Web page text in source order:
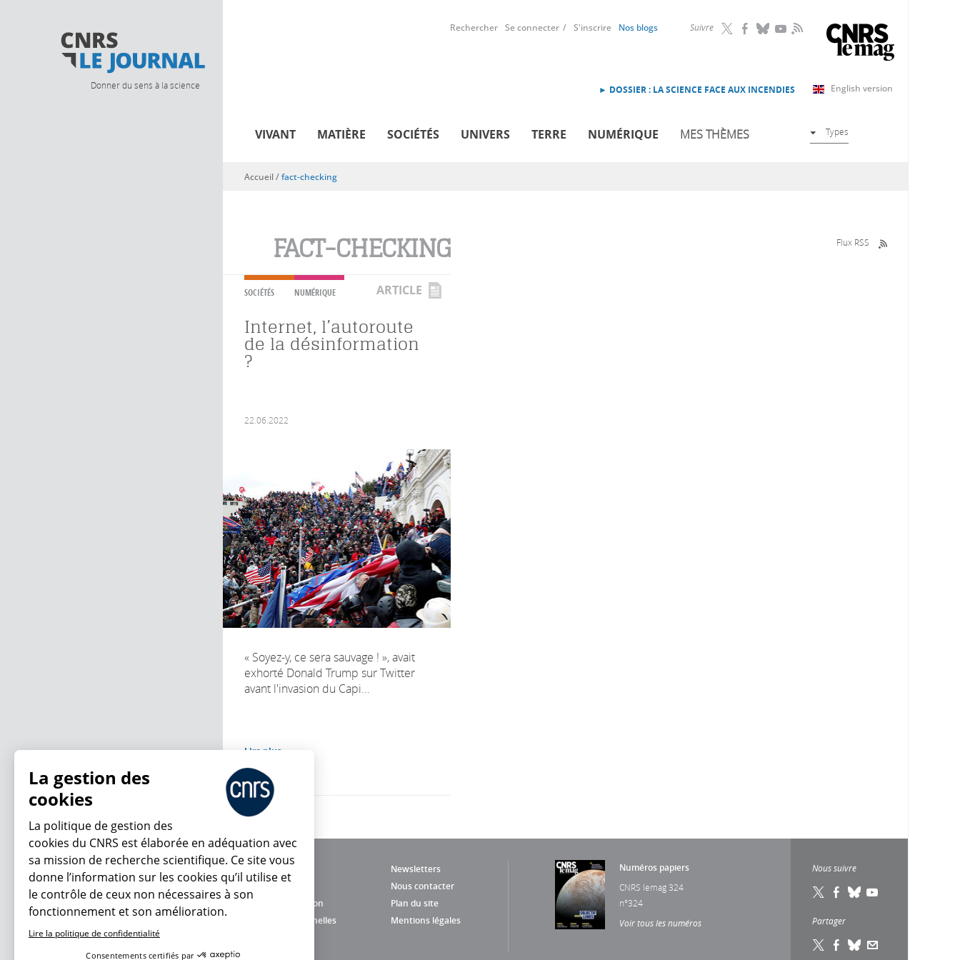
Donner du sens à la science
Suivre RSS
Rechercher Se connecter S'inscrire Nos blogs
English version
► DOSSIER : LA SCIENCE FACE AUX INCENDIES
VIVANT MATIÈRE SOCIÉTÉS UNIVERS TERRE NUMÉRIQUE MES THÈMES Types
Vous êtes ici
Accueil/fact-checking
FACT-CHECKING Flux RSS
SOCIÉTÉS NUMÉRIQUE ARTICLE
Internet, l’autoroute
de la désinformation
?
22.06.2022
« Soyez-y, ce sera sauvage ! », avait
exhorté Donald Trump sur Twitter
avant l'invasion du Capi...
Lire plus
Newsletters
Nous contacter
Charte d'utilisation
Plan du site
Données personnelles
Mentions légales
Numéros papiers
CNRS lemag 324
n°324
Voir tous les numéros
Nous suivre
Partager
En ce moment
La gestion des
cookies
La politique de gestion des
cookies du CNRS est élaborée en adéquation avec
sa mission de recherche scientifique. Ce site vous
donne l’information sur les cookies qu’il utilise et
le contrôle de ceux non nécessaires à son
fonctionnement et son amélioration.
Lire la politique de confidentialité
Consentements certifiés par